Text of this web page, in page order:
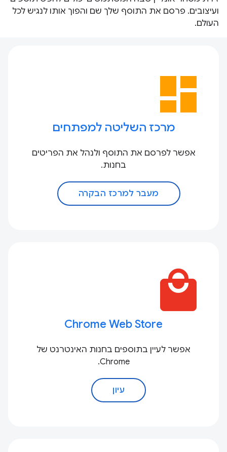
ועיצובים. פרסם את התוסף שלך שם והפוך אותו לנגיש לכל
העולם.
dashboard
מרכז השליטה למפתחים
אפשר לפרסם את התוסף ולנהל את הפריטים
בחנות.
מעבר למרכז הבקרה
local_mall
Chrome Web Store
אפשר לעיין בתוספים בחנות האינטרנט של
Chrome.
עיון